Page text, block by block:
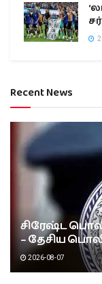
Recent News
சிரேஷ்ட
– தேசிய
2026-08-07